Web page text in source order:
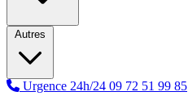
Autres
Urgence 24h/24 09 72 51 99 85